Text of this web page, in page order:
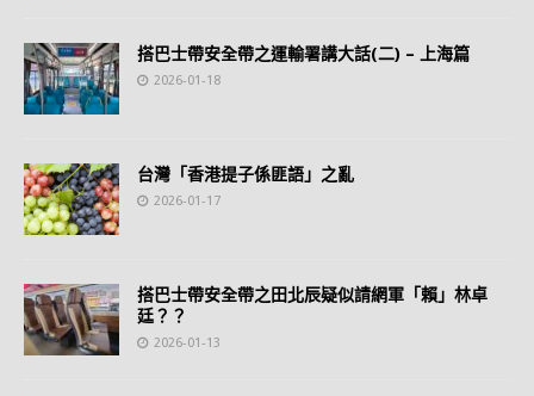
搭巴士帶安全帶之運輸署講大話(二) – 上海篇
2026-01-18
台灣「香港提子係匪語」之亂
2026-01-17
搭巴士帶安全帶之田北辰疑似請網軍「賴」林卓
廷？？
2026-01-13